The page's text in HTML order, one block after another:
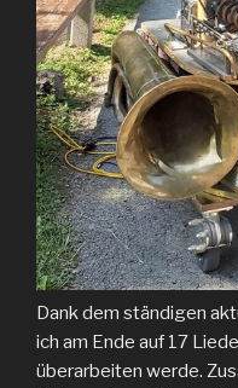
Dank dem ständigen
ich am Ende auf 17
überarbeiten werde.